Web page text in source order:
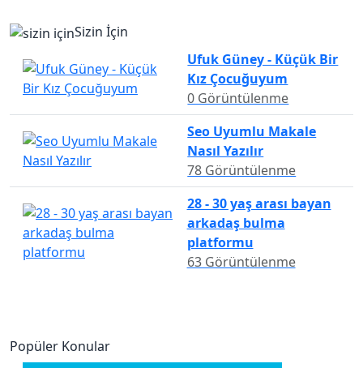
Sizin İçin
Ufuk Güney - Küçük Bir
Kız Çocuğuyum
0 Görüntülenme
Seo Uyumlu Makale
Nasıl Yazılır
78 Görüntülenme
28 - 30 yaş arası bayan
arkadaş bulma
platformu
63 Görüntülenme
Popüler Konular